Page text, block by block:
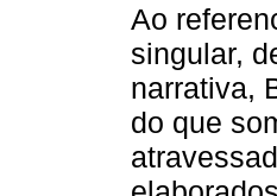
Ao
singular,
narrativa,
do que